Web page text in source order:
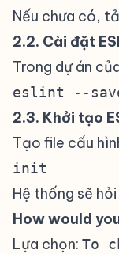
Nếu chưa có,
2.2. Cài đặt
Trong dự án
eslint --
2.3. Khởi tạo
Tạo file cấu
init
Hệ thống sẽ
How would
Lựa chọn: To